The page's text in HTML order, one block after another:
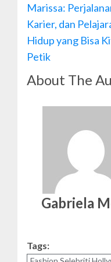
Marissa:
Karier, dan
Hidup yang Bisa
Petik
About The
Gabriela
Tags: